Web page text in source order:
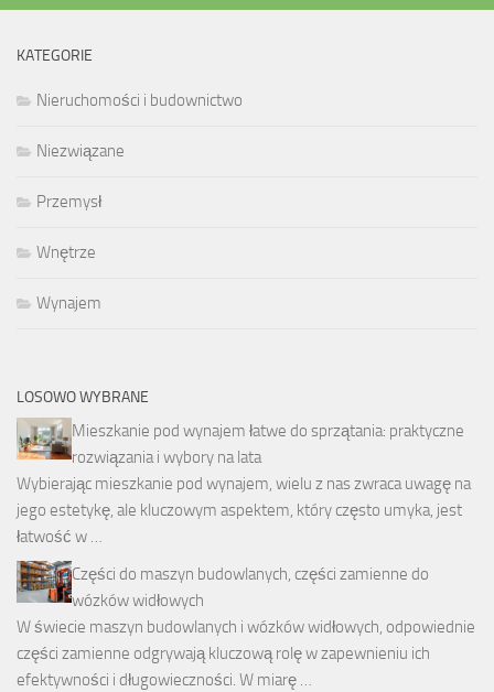
KATEGORIE
Nieruchomości i budownictwo
Niezwiązane
Przemysł
Wnętrze
Wynajem
LOSOWO WYBRANE
Mieszkanie pod wynajem łatwe do sprzątania: praktyczne
rozwiązania i wybory na lata
Wybierając mieszkanie pod wynajem, wielu z nas zwraca uwagę na
jego estetykę, ale kluczowym aspektem, który często umyka, jest
łatwość w …
Części do maszyn budowlanych, części zamienne do
wózków widłowych
W świecie maszyn budowlanych i wózków widłowych, odpowiednie
części zamienne odgrywają kluczową rolę w zapewnieniu ich
efektywności i długowieczności. W miarę …